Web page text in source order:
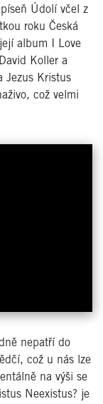
Údolí včel z
roku Česká
album I Love
Koller a
Jezus Kristus
což velmi
nepatří do
což u nás lze
na výši se
Neexistus? je